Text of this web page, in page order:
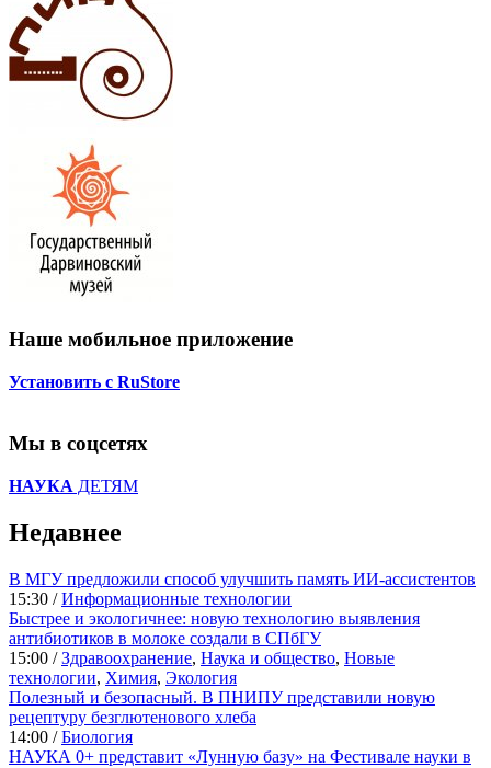
Наше мобильное приложение
Установить с RuStore
Мы в соцсетях
НАУКА ДЕТЯМ
Недавнее
В МГУ предложили способ улучшить память ИИ-ассистентов
15:30 /Информационные технологии
Быстрее и экологичнее: новую технологию выявления
антибиотиков в молоке создали в СПбГУ
15:00 /Здравоохранение, Наука и общество, Новые
технологии, Химия, Экология
Полезный и безопасный. В ПНИПУ представили новую
рецептуру безглютенового хлеба
14:00 /Биология
НАУКА 0+ представит «Лунную базу» на Фестивале науки в